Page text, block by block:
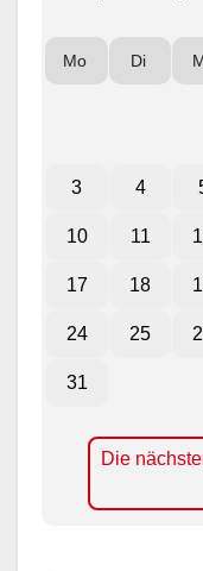
Mo Di
3 4
10 11
17 18
24 25
31
Die